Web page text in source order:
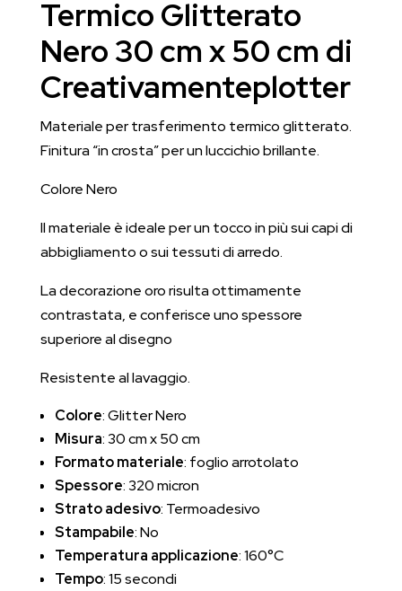
Termico Glitterato
Nero 30 cm x 50 cm di
Creativamenteplotter
Materiale per trasferimento termico glitterato.
Finitura “in crosta” per un luccichio brillante.
Colore Nero
Il materiale è ideale per un tocco in più sui capi di
abbigliamento o sui tessuti di arredo.
La decorazione oro risulta ottimamente
contrastata, e conferisce uno spessore
superiore al disegno
Resistente al lavaggio.
Colore: Glitter Nero
Misura: 30 cm x 50 cm
Formato materiale: foglio arrotolato
Spessore: 320 micron
Strato adesivo: Termoadesivo
Stampabile: No
Temperatura applicazione: 160°C
Tempo: 15 secondi